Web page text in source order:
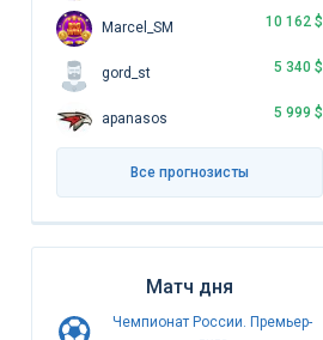
Marcel_SM 10 162 $
gord_st 5 340 $
apanasos 5 999 $
Все прогнозисты
Матч дня
Чемпионат России. Премьер-